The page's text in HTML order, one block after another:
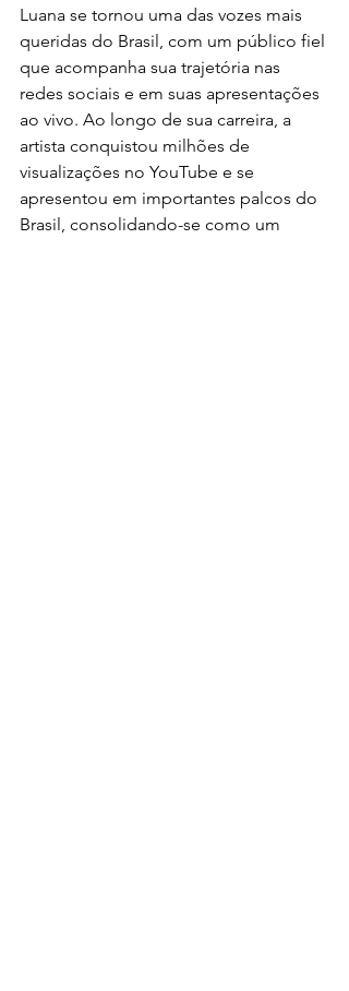
Luana se tornou uma das vozes mais
queridas do Brasil, com um público fiel
que acompanha sua trajetória nas
redes sociais e em suas apresentações
ao vivo. Ao longo de sua carreira, a
artista conquistou milhões de
visualizações no YouTube e se
apresentou em importantes palcos do
Brasil, consolidando-se como um